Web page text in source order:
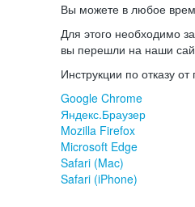
Вы можете в любое
Для этого необходимо
вы перешли на наши
Инструкции по отказу
Google Chrome
Яндекс.Браузер
Mozilla Firefox
Microsoft Edge
Safari (Mac)
Safari (iPhone)